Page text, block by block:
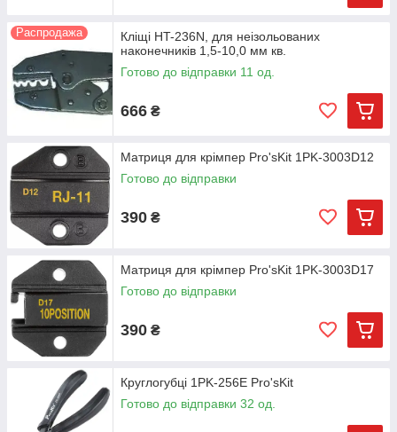
Распродажа
Кліщі HT-236N, для неізольованих
наконечників 1,5-10,0 мм кв.
Готово до відправки 11 од.
666 ₴
Матриця для крімпер Pro'sKit 1PK-3003D12
Готово до відправки
390 ₴
Матриця для крімпер Pro'sKit 1PK-3003D17
Готово до відправки
390 ₴
Круглогубці 1PK-256E Pro'sKit
Готово до відправки 32 од.